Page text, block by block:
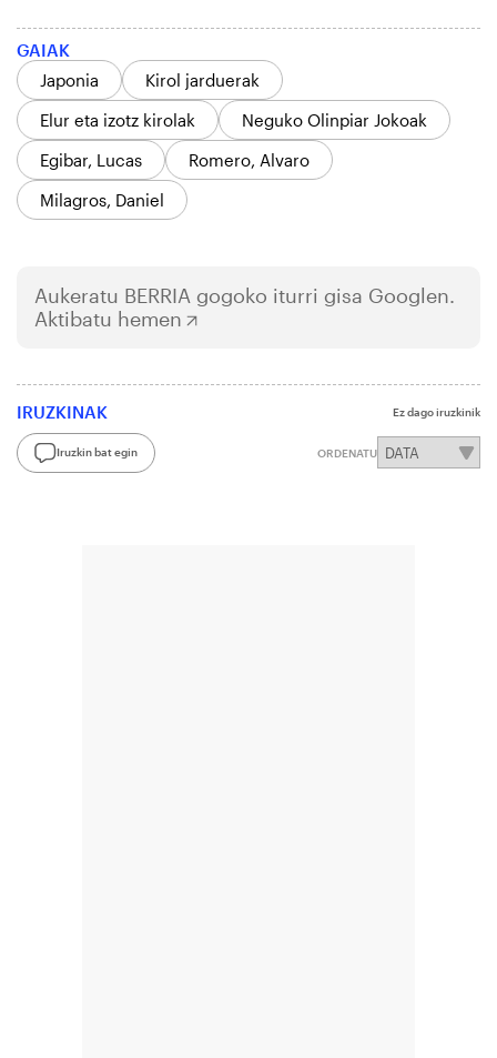
GAIAK
Japonia
Kirol jarduerak
Elur eta izotz kirolak
Neguko Olinpiar Jokoak
Egibar, Lucas
Romero, Alvaro
Milagros, Daniel
Aukeratu BERRIA gogoko iturri gisa Googlen.
Aktibatu hemen
IRUZKINAK Ez dago iruzkinik
Iruzkin bat egin ORDENATU